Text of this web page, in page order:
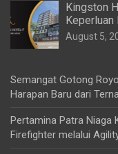
Kingston
Keperluan
August 5,
Semangat Gotong
Harapan Baru dari
Pertamina Patra Niaga
Firefighter melalui